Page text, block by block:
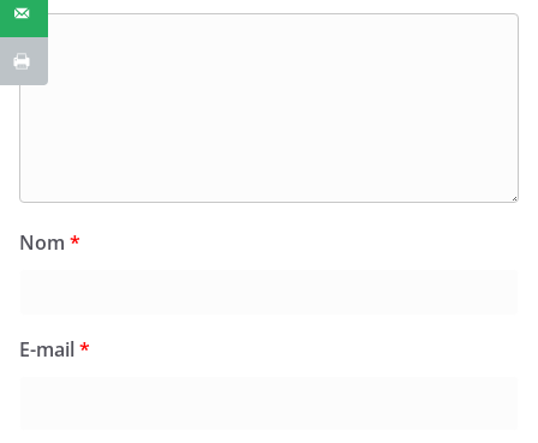
Nom *
E-mail*